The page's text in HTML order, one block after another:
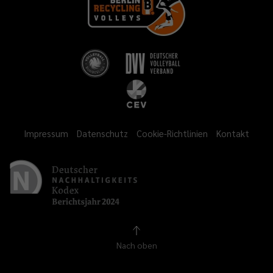
Impressum Datenschutz Cookie-Richtlinien Kontakt
Nach oben